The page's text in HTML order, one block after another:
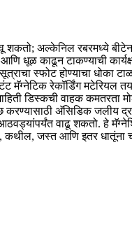
अल्केनिल रबरमध्ये
धूळ काढून टाकण्याची
स्फोट होण्याचा धोका
रेकॉर्डिंग मटेरियल
डिस्कची वाहक कमतरता
अ‍ॅसिडिक जलीय
वाढू शकतो. हे
जस्त आणि इतर धातूंना